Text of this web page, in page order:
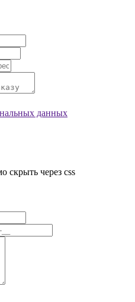
данных
скрыть через css